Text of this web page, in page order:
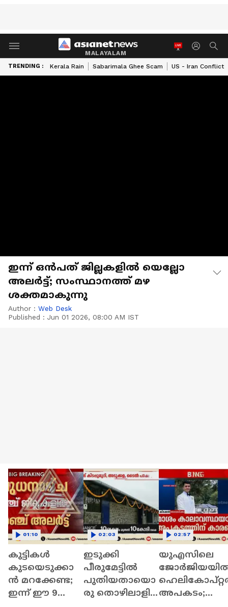
MALAYALAM
TRENDING : Kerala Rain Sabarimala Ghee Scam US - Iran Conflict
ഇന്ന് ഒൻപത് ജില്ലകളിൽ യെല്ലോ
അലർട്ട്; സംസ്ഥാനത്ത് മഴ
ശക്തമാകുന്നു
Author : Web Desk
Published : Jun 01 2026, 08:00 AM IST
കുട്ടികൾ
കുടയെടുക്കാ
ൻ മറക്കേണ്ട;
ഇന്ന് ഈ 9
01:10
ഇടുക്കി
പീരുമേട്ടിൽ
പുതിയതായൊ
രു തൊഴിലാളി
02:03
യുഎസിലെ
അപകടം;
02:57